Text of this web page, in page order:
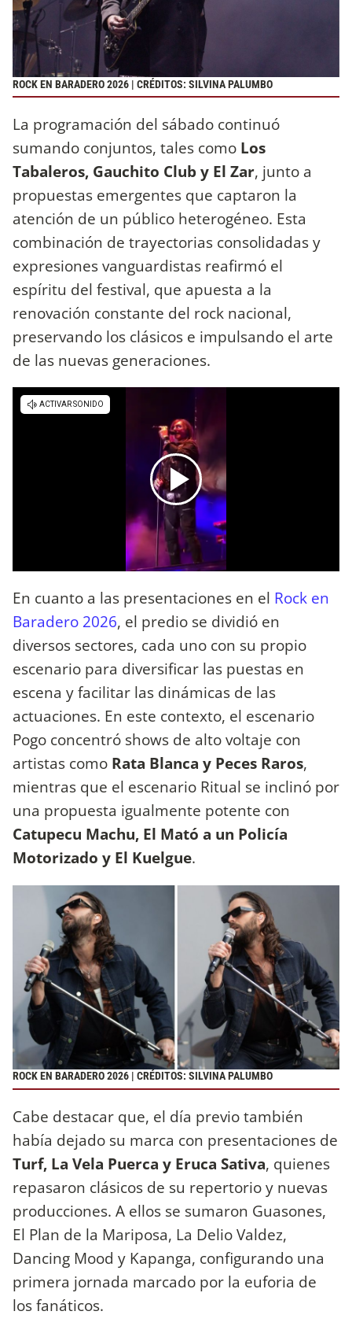
ROCK EN BARADERO 2026 | CRÉDITOS: SILVINA PALUMBO
La programación del sábado continuó
sumando conjuntos, tales como Los
Tabaleros, Gauchito Club y El Zar, junto a
propuestas emergentes que captaron la
atención de un público heterogéneo. Esta
combinación de trayectorias consolidadas y
expresiones vanguardistas reafirmó el
espíritu del festival, que apuesta a la
renovación constante del rock nacional,
preservando los clásicos e impulsando el arte
de las nuevas generaciones.
En cuanto a las presentaciones en el Rock en
Baradero 2026, el predio se dividió en
diversos sectores, cada uno con su propio
escenario para diversificar las puestas en
escena y facilitar las dinámicas de las
actuaciones. En este contexto, el escenario
Pogo concentró shows de alto voltaje con
artistas como Rata Blanca y Peces Raros,
mientras que el escenario Ritual se inclinó por
una propuesta igualmente potente con
Catupecu Machu, El Mató a un Policía
Motorizado y El Kuelgue.
ROCK EN BARADERO 2026 | CRÉDITOS: SILVINA PALUMBO
Cabe destacar que, el día previo también
había dejado su marca con presentaciones de
Turf, La Vela Puerca y Eruca Sativa, quienes
repasaron clásicos de su repertorio y nuevas
producciones. A ellos se sumaron Guasones,
El Plan de la Mariposa, La Delio Valdez,
Dancing Mood y Kapanga, configurando una
primera jornada marcado por la euforia de
los fanáticos.